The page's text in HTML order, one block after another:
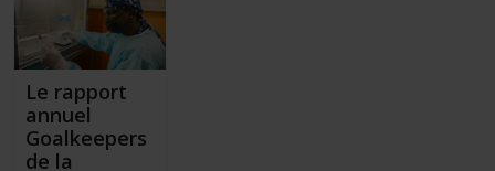
Le rapport
annuel
Goalkeepers
de la